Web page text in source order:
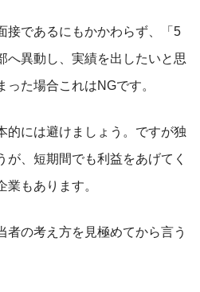
接であるにもかかわらず、「5
へ異動し、実績を出したいと思
た場合これはNGです。
的には避けましょう。ですが独
が、短期間でも利益をあげてく
もあります。
者の考え方を見極めてから言う